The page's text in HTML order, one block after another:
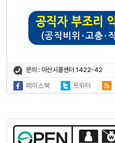
문의 : 아산시콜센터 1422-42
페이스북 트위터